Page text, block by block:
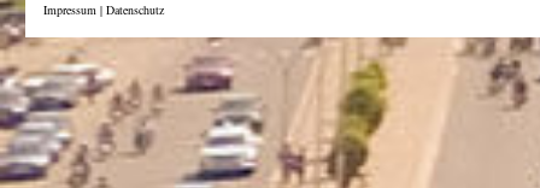
Impressum | Datenschutz